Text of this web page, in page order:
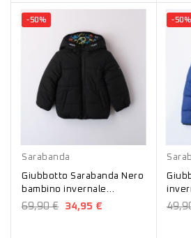
-50%
Sarabanda
Giubbotto Sarabanda Nero
bambino invernale
reversibile A051
69,90 € 34,95 €
-50%